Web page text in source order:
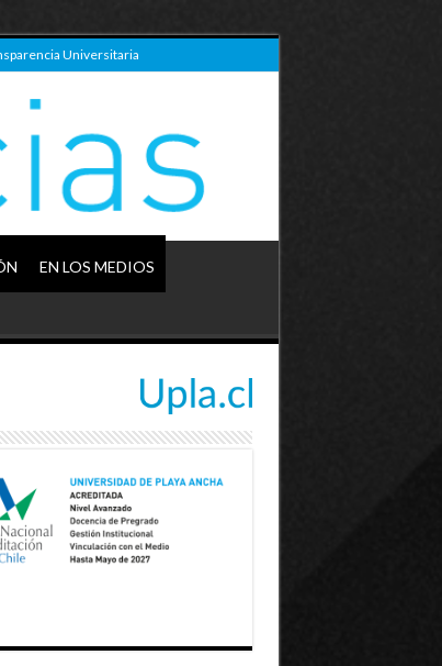
Universitaria
EN LOS MEDIOS